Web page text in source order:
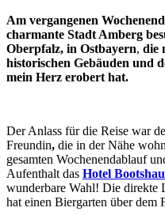
Am vergangenen
charmante Stadt Amberg
Oberpfalz, in Ostbayern, die
historischen Gebäuden und
mein Herz erobert hat.
Der Anlass für die Reise war
Freundin, die in der Nähe
gesamten Wochenendablauf
Aufenthalt das Hotel
wunderbare Wahl! Die direkte
hat einen Biergarten über dem